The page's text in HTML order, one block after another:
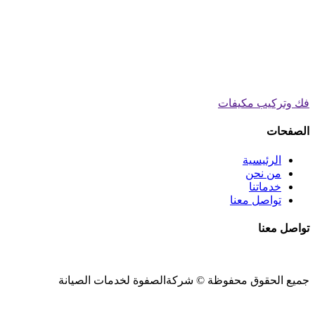
فك وتركيب مكيفات
الصفحات
الرئيسية
من نحن
خدماتنا
تواصل معنا
تواصل معنا
جميع الحقوق محفوظة © شركةالصفوة لخدمات الصيانة